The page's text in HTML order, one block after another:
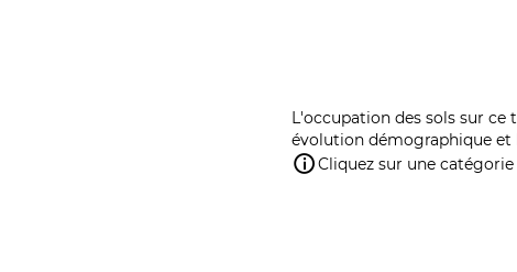
L'occupation des sols sur
évolution démographique
Cliquez sur une